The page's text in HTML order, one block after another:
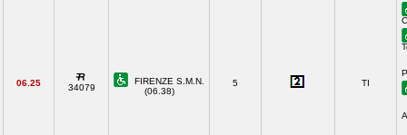
06.25 34079
FIRENZE S.M.N.
(06.38)
5 TI